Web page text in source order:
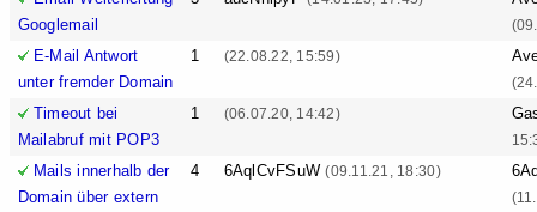
Googlemail
E-Mail Antwort
unter fremder Domain
1 (22.08.22, 15:59)
Timeout bei
Mailabruf mit POP3
1 (06.07.20, 14:42)
Mails innerhalb der
Domain über extern
4 6AqlCvFSuW(09.11.21, 18:30)